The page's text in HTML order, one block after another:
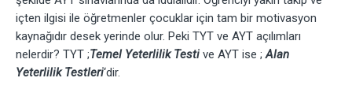
içten ilgisi ile öğretmenler çocuklar için tam bir motivasyon
kaynağıdır desek yerinde olur. Peki TYT ve AYT açılımları
nelerdir? TYT ;Temel Yeterlilik Testi ve AYT ise ;Alan
Yeterlilik Testleri‘dir.